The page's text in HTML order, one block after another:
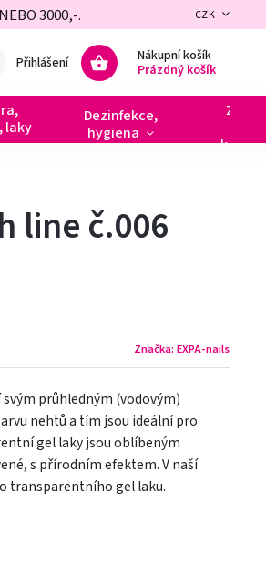
3000,-. CZK
Nákupní košík
Prázdný košík
Přihlášení
laky
Dezinfekce,
hygiena
line č.006
Značka: EXPA-nails
průhledným (vodovým)
nehtů a tím jsou ideální pro
gel laky jsou oblíbeným
s přírodním efektem. V naší
transparentního gel laku.